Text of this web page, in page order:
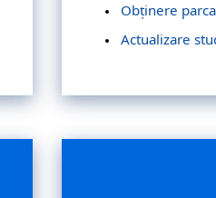
Obținere
Actualizare